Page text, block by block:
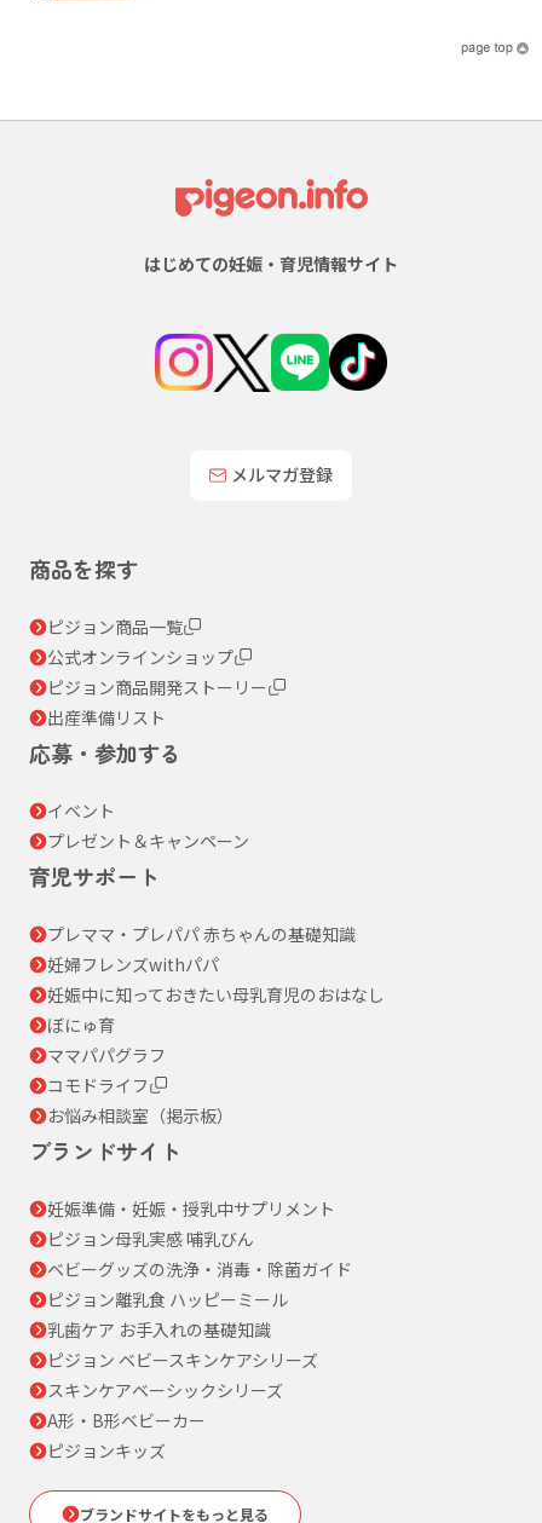
はじめての妊娠・育児情報サイト
メルマガ登録
商品を探す
ピジョン商品一覧
公式オンラインショップ
ピジョン商品開発ストーリー
出産準備リスト
応募・参加する
イベント
プレゼント＆キャンペーン
育児サポート
プレママ・プレパパ 赤ちゃんの基礎知識
妊婦フレンズwithパパ
妊娠中に知っておきたい母乳育児のおはなし
ぼにゅ育
ママパパグラフ
コモドライフ
お悩み相談室（掲示板）
ブランドサイト
妊娠準備・妊娠・授乳中サプリメント
ピジョン母乳実感 哺乳びん
ベビーグッズの洗浄・消毒・除菌ガイド
ピジョン離乳食 ハッピーミール
乳歯ケア お手入れの基礎知識
ピジョン ベビースキンケアシリーズ
スキンケアベーシックシリーズ
A形・B形ベビーカー
ピジョンキッズ
ブランドサイトをもっと見る